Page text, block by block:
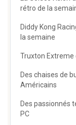
rétro de la
Diddy Kong
la semaine
Truxton Extreme
Des chaises de
Américains
Des passionnés
PC